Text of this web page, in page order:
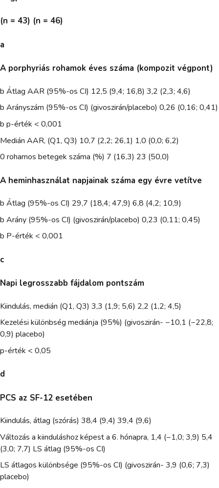
(n = 43) (n = 46)
a
A porphyriás rohamok éves száma (kompozit végpont)
b Átlag AAR (95%-os CI) 12,5 (9,4; 16,8) 3,2 (2,3; 4,6)
b Arányszám (95%-os CI) (givoszirán/placebo) 0,26 (0,16; 0,41)
b p-érték < 0,001
Medián AAR, (Q1, Q3) 10,7 (2,2; 26,1) 1,0 (0,0; 6,2)
0 rohamos betegek száma (%) 7 (16,3) 23 (50,0)
A heminhasználat napjainak száma egy évre vetítve
b Átlag (95%-os CI) 29,7 (18,4; 47,9) 6,8 (4,2; 10,9)
b Arány (95%-os CI) (givoszirán/placebo) 0,23 (0,11; 0,45)
b P-érték < 0,001
c
Napi legrosszabb fájdalom pontszám
Kiindulás, medián (Q1, Q3) 3,3 (1,9; 5,6) 2,2 (1,2; 4,5)
Kezelési különbség mediánja (95%) (givoszirán- −10,1 (−22,8;
0,9) placebo)
p-érték < 0,05
d
PCS az SF-12 esetében
Kiindulás, átlag (szórás) 38,4 (9,4) 39,4 (9,6)
Változás a kiinduláshoz képest a 6. hónapra, 1,4 (−1,0; 3,9) 5,4
(3,0; 7,7) LS átlag (95%-os CI)
LS átlagos különbsége (95%-os CI) (givoszirán- 3,9 (0,6; 7,3)
placebo)